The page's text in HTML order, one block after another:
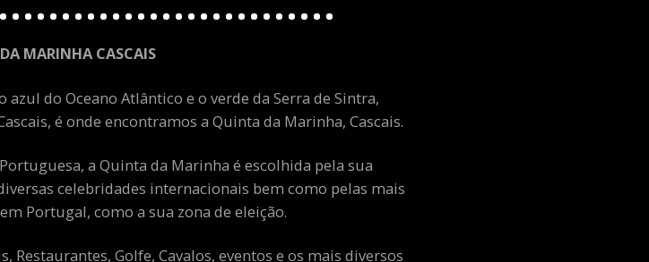
MARINHA CASCAIS
do Oceano Atlântico e o verde da Serra de Sintra,
é onde encontramos a Quinta da Marinha, Cascais.
a Quinta da Marinha é escolhida pela sua
celebridades internacionais bem como pelas mais
Portugal, como a sua zona de eleição.
Restaurantes, Golfe, Cavalos, eventos e os mais diversos